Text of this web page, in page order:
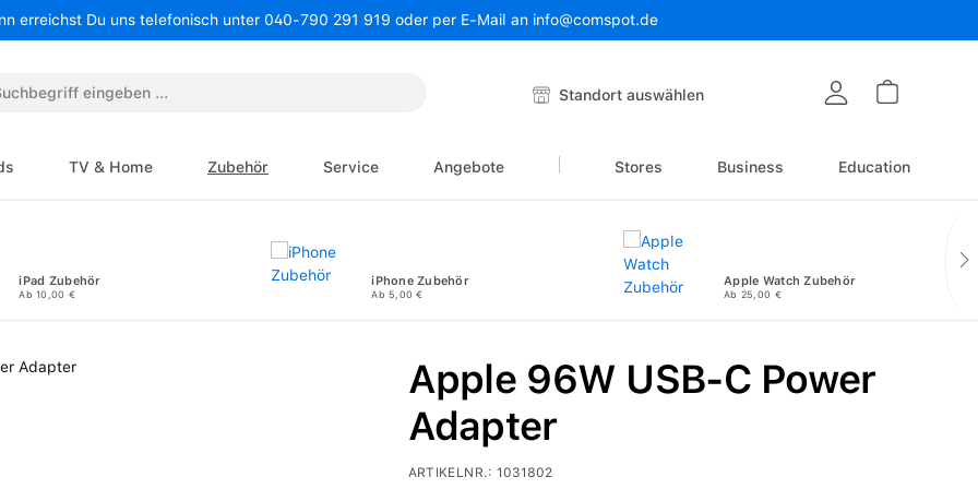
erreichst Du uns telefonisch unter 040-790 291 919 oder per E-Mail an info@comspot.de
Standort auswählen
TV & Home Zubehör Service Angebote Stores Business Education
iPad Zubehör
Ab 10,00 €
iPhone Zubehör
Ab 5,00 €
Apple Watch Zubehör
Ab 25,00 €
Apple 96W USB-C Power
Adapter
ARTIKELNR.: 1031802